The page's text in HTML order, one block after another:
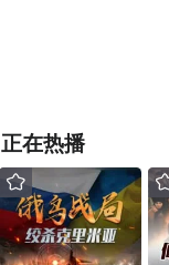
正在热播